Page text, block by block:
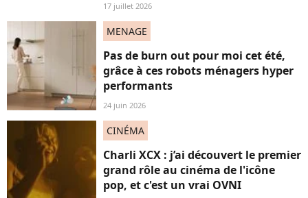
17 juillet 2026
MENAGE
Pas de burn out pour moi cet été,
grâce à ces robots ménagers hyper
performants
24 juin 2026
CINÉMA
Charli XCX : j’ai découvert le premier
grand rôle au cinéma de l'icône
pop, et c'est un vrai OVNI